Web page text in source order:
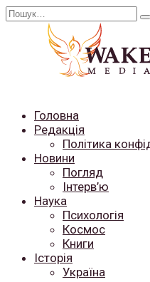
Перейти
Search
Головна
Редакція
Політика
Новини
Погляд
Інтерв’ю
Наука
Психологія
Космос
Книги
Історія
Україна